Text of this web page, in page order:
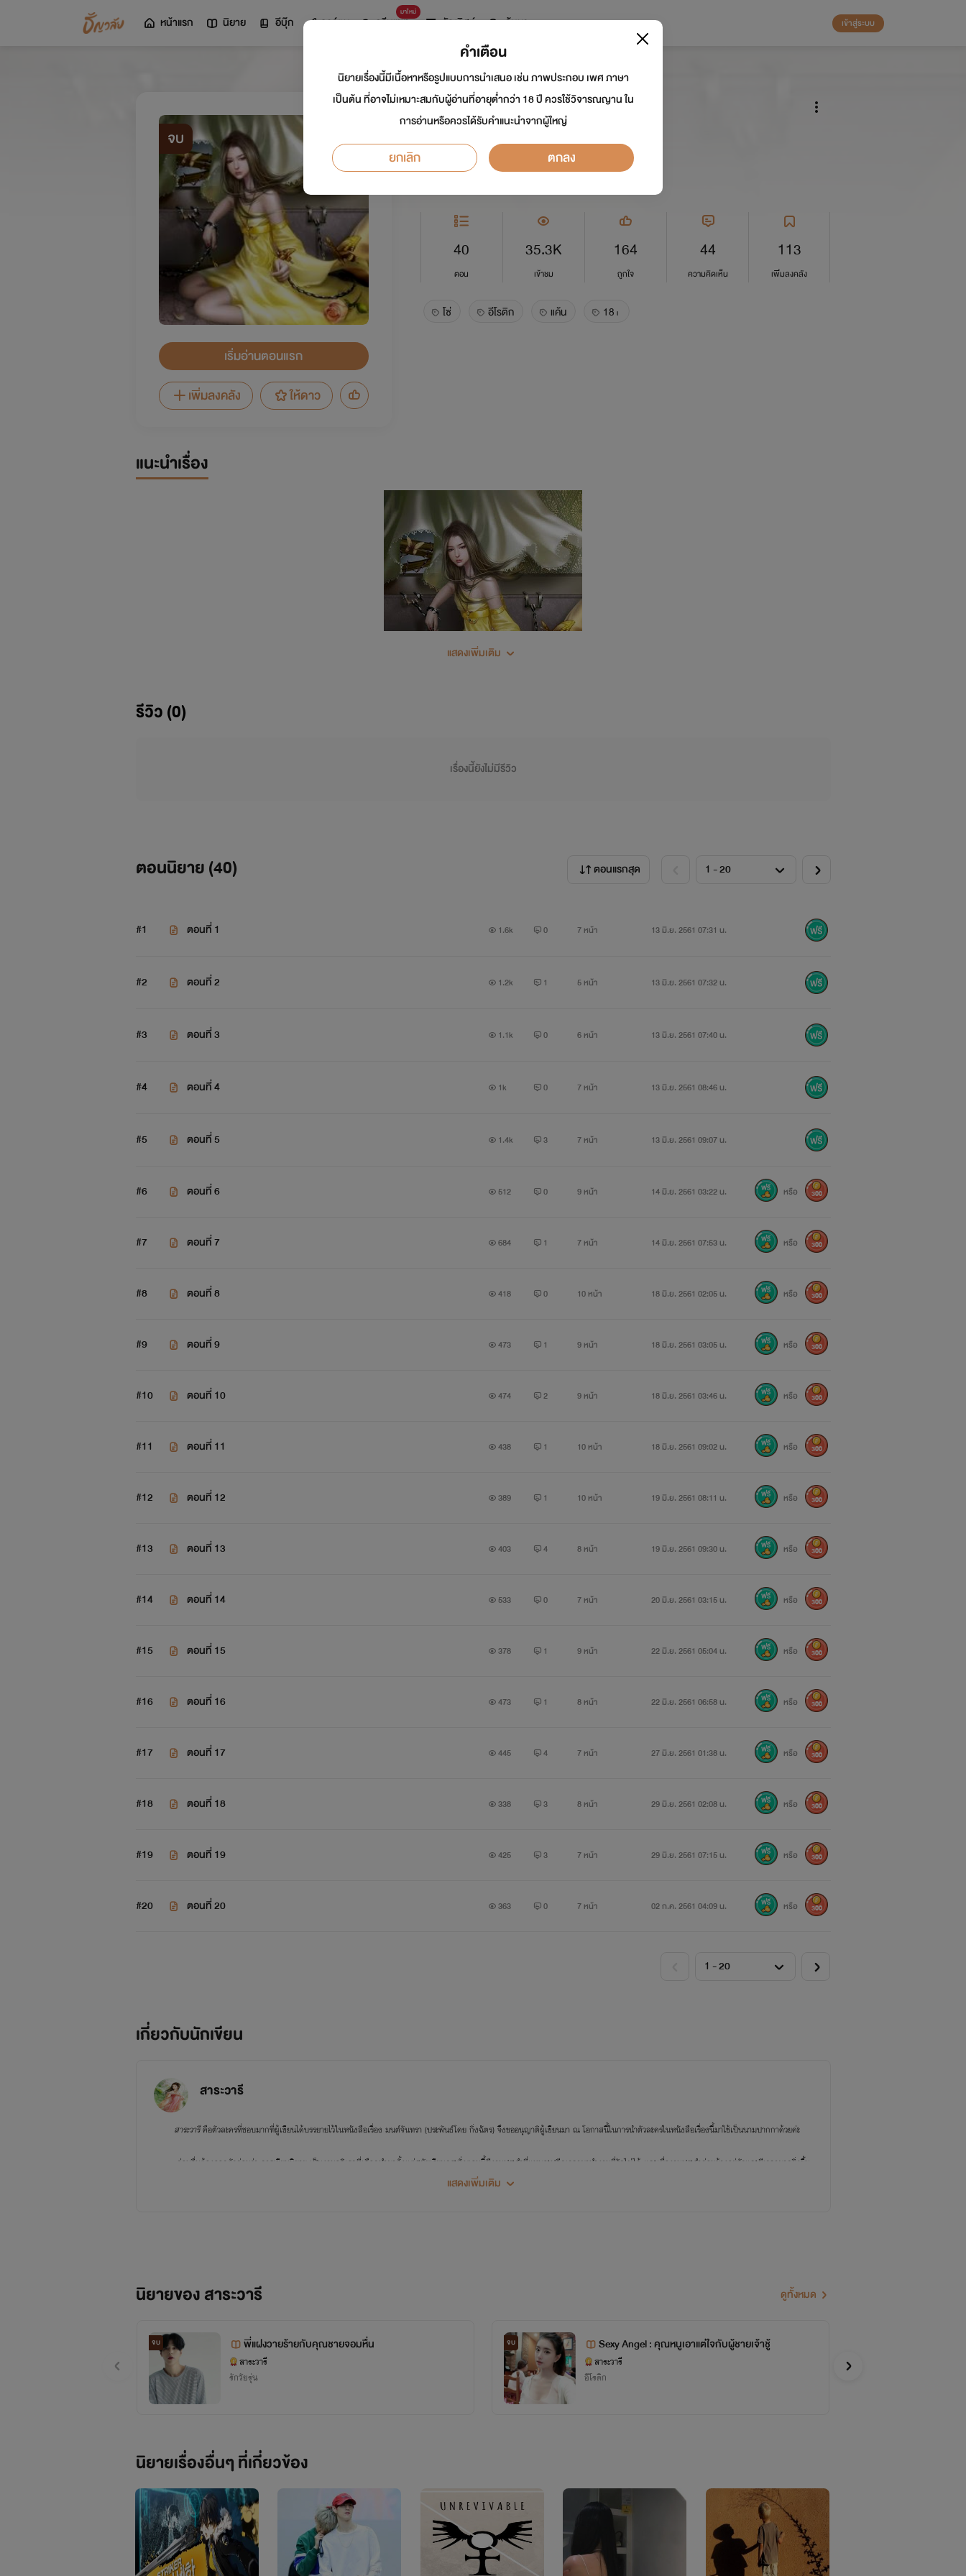
หน้าแรก นิยาย อีบุ๊ก การ์ตูน
มาใหม่
ดรีมแชท ธัญลิสต์ ค้นหา เข้าสู่ระบบ
จบ
เริ่มอ่านตอนแรก
เพิ่มลงคลัง
ให้ดาว
โซ่แค้น
นักเขียน:สาระวารี
อีโรติก
40
ตอน
35.3K
เข้าชม
164
ถูกใจ
44
ความคิดเห็น
113
เพิ่มลงคลัง
โซ่ อีโรติก แค้น 18+
แนะนำเรื่อง
พร้อมจะมอบกายให้กับเขาในวันนี้ซึ่งเป็นวันแต่งงานของเขาและเธอ
เฝ้ามองเธอเติบโตกว่าจะทำให้เธอหลงติดกับดักที่เขาวางไว้ก็ใช้เวลามากพอที่ความแค้นจะเติบโตจนสุกงอม พร้อมที่จะได้รับการปลดปล่อยโดยคนที่
“ยินดีต้อนรับสู่นรกของเธอนะรอยพิมพ์”
แสดงเพิ่มเติม
รีวิว (0)
เรื่องนี้ยังไม่มีรีวิว
ตอนนิยาย (40) ตอนแรกสุด
#1 ตอนที่ 1 1.6k 0 7 หน้า 13 มิ.ย. 2561 07:31 น.
#2 ตอนที่ 2 1.2k 1 5 หน้า 13 มิ.ย. 2561 07:32 น.
#3 ตอนที่ 3 1.1k 0 6 หน้า 13 มิ.ย. 2561 07:40 น.
#4 ตอนที่ 4 1k 0 7 หน้า 13 มิ.ย. 2561 08:46 น.
#5 ตอนที่ 5 1.4k 3 7 หน้า 13 มิ.ย. 2561 09:07 น.
#6 ตอนที่ 6 512 0 9 หน้า 14 มิ.ย. 2561 03:22 น. หรือ 300
#7 ตอนที่ 7 684 1 7 หน้า 14 มิ.ย. 2561 07:53 น. หรือ 300
#8 ตอนที่ 8 418 0 10 หน้า 18 มิ.ย. 2561 02:05 น. หรือ 300
#9 ตอนที่ 9 473 1 9 หน้า 18 มิ.ย. 2561 03:05 น. หรือ 300
#10 ตอนที่ 10 474 2 9 หน้า 18 มิ.ย. 2561 03:46 น. หรือ 300
#11 ตอนที่ 11 438 1 10 หน้า 18 มิ.ย. 2561 09:02 น. หรือ 300
#12 ตอนที่ 12 389 1 10 หน้า 19 มิ.ย. 2561 08:11 น. หรือ 300
#13 ตอนที่ 13 403 4 8 หน้า 19 มิ.ย. 2561 09:30 น. หรือ 300
#14 ตอนที่ 14 533 0 7 หน้า 20 มิ.ย. 2561 03:15 น. หรือ 300
#15 ตอนที่ 15 378 1 9 หน้า 22 มิ.ย. 2561 05:04 น. หรือ 300
#16 ตอนที่ 16 473 1 8 หน้า 22 มิ.ย. 2561 06:58 น. หรือ 300
#17 ตอนที่ 17 445 4 7 หน้า 27 มิ.ย. 2561 01:38 น. หรือ 300
#18 ตอนที่ 18 338 3 8 หน้า 29 มิ.ย. 2561 02:08 น. หรือ 300
#19 ตอนที่ 19 425 3 7 หน้า 29 มิ.ย. 2561 07:15 น. หรือ 300
#20 ตอนที่ 20 363 0 7 หน้า 02 ก.ค. 2561 04:09 น. หรือ 300
เกี่ยวกับนักเขียน
สาระวารี
สาระวารีคือตัวละครที่ชอบมากที่ผู้เขียนได้บรรยายไว้ในหนังสือเรื่อง มนต์จันทรา (ประพันธ์โดย กิ่งฉัตร) จึงขออนุญาติผู้เขียนมา ณ โอกาสนี้ในการนำตัวละครในหนังสือเรื่องนี้มาใช้เป็นนามปากกาด้วยค่ะ
ก่อนอื่นต้องออกตัวก่อนว่า การเขียนนิยาย เป็นงานอดิเรกที่เลือกทำมาตั้งแต่สมัยเรียนกระทั่งตอนนี้มีงานประจำที่แทบจะปลีกเวลามาทำงานที่รักไม่ได้ และเมื่องานประจำค่อนข้างอยู่ตัวและมีเวลามากยิ่งขึ้น
แสดงเพิ่มเติม
นิยายของ สาระวารี ดูทั้งหมด
จบ พี่แฝงวายร้ายกับคุณชายจอมหื่น
สาระวารี
รักวัยรุ่น
จบ Sexy Angel : คุณหนูเอาแต่ใจกับผู้ชายเจ้าชู้
สาระวารี
อีโรติก
นิยายเรื่องอื่นๆ ที่เกี่ยวข้อง
คำเตือน
นิยายเรื่องนี้มีเนื้อหาหรือรูปแบบการนำเสนอ เช่น ภาพประกอบ เพศ ภาษา
เป็นต้น ที่อาจไม่เหมาะสมกับผู้อ่านที่อายุต่ำกว่า 18 ปี ควรใช้วิจารณญาน ใน
การอ่านหรือควรได้รับคำแนะนำจากผู้ใหญ่
ยกเลิก ตกลง